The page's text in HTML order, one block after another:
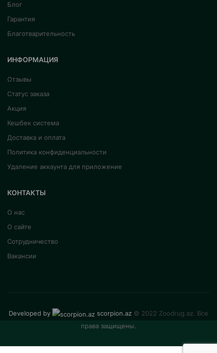
Блог
Гарантия
Благотварительность
ИНФОРМАЦИЯ
Отзывы
Статус заказа
Акция
Кешбек система
Доставка и оплата
Политика конфиденциальности
Удаление аккаунта для приложение
КОНТАКТЫ
О нас
О сайте
Сотрудничество
Вакансии
Developed by scorpion.az © 2022 Zoodrug.az. Все
права защищены.